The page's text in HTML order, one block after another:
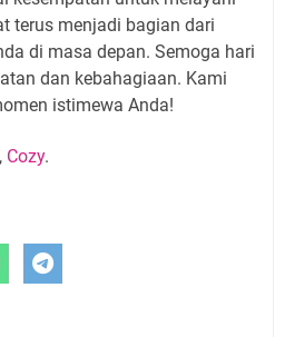
terus menjadi bagian dari
di masa depan. Semoga hari
dan kebahagiaan. Kami
istimewa Anda!
Cozy.